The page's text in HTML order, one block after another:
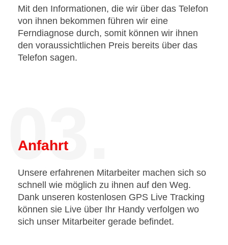
Mit den Informationen, die wir über das Telefon
von ihnen bekommen führen wir eine
Ferndiagnose durch, somit können wir ihnen
den voraussichtlichen Preis bereits über das
Telefon sagen.
03.
Anfahrt
Unsere erfahrenen Mitarbeiter machen sich so
schnell wie möglich zu ihnen auf den Weg.
Dank unseren kostenlosen GPS Live Tracking
können sie Live über Ihr Handy verfolgen wo
sich unser Mitarbeiter gerade befindet.